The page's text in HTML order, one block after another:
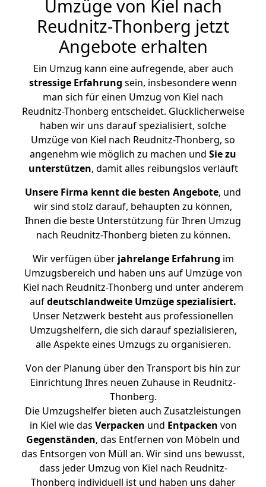
Umzüge von Kiel nach
Reudnitz-Thonberg jetzt
Angebote erhalten
Ein Umzug kann eine aufregende, aber auch
stressige Erfahrung sein, insbesondere wenn
man sich für einen Umzug von Kiel nach
Reudnitz-Thonberg entscheidet. Glücklicherweise
haben wir uns darauf spezialisiert, solche
Umzüge von Kiel nach Reudnitz-Thonberg, so
angenehm wie möglich zu machen und Sie zu
unterstützen, damit alles reibungslos verläuft
Unsere Firma kennt die besten Angebote, und
wir sind stolz darauf, behaupten zu können,
Ihnen die beste Unterstützung für Ihren Umzug
nach Reudnitz-Thonberg bieten zu können.
Wir verfügen überjahrelange Erfahrung im
Umzugsbereich und haben uns auf Umzüge von
Kiel nach Reudnitz-Thonberg und unter anderem
aufdeutschlandweite Umzüge spezialisiert.
Unser Netzwerk besteht aus professionellen
Umzugshelfern, die sich darauf spezialisieren,
alle Aspekte eines Umzugs zu organisieren.
Von der Planung über den Transport bis hin zur
Einrichtung Ihres neuen Zuhause in Reudnitz-
Thonberg.
Die Umzugshelfer bieten auch Zusatzleistungen
in Kiel wie das Verpacken und Entpacken von
Gegenständen, das Entfernen von Möbeln und
das Entsorgen von Müll an. Wir sind uns bewusst,
dass jeder Umzug von Kiel nach Reudnitz-
Thonberg individuell ist und haben uns daher